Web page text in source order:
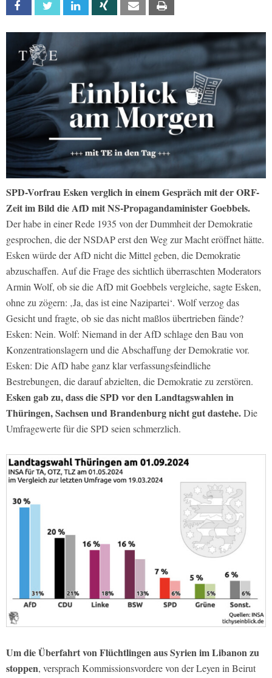
Facebook Twitter Linkedin Xing Email
SPD-Vorfrau Esken verglich in einem Gespräch mit der ORF-
Zeit im Bild die AfD mit NS-Propagandaminister Goebbels.
Der habe in einer Rede 1935 von der Dummheit der Demokratie
gesprochen, die der NSDAP erst den Weg zur Macht eröffnet hätte.
Esken würde der AfD nicht die Mittel geben, die Demokratie
abzuschaffen. Auf die Frage des sichtlich überraschten Moderators
Armin Wolf, ob sie die AfD mit Goebbels vergleiche, sagte Esken,
ohne zu zögern: ‚Ja, das ist eine Nazipartei‘. Wolf verzog das
Gesicht und fragte, ob sie das nicht maßlos übertrieben fände?
Esken: Nein. Wolf: Niemand in der AfD schlage den Bau von
Konzentrationslagern und die Abschaffung der Demokratie vor.
Esken: Die AfD habe ganz klar verfassungsfeindliche
Bestrebungen, die darauf abzielten, die Demokratie zu zerstören.
Esken gab zu, dass die SPD vor den Landtagswahlen in
Thüringen, Sachsen und Brandenburg nicht gut dastehe.Die
Umfragewerte für die SPD seien schmerzlich.
Um die Überfahrt von Flüchtlingen aus Syrien im Libanon zu
stoppen, versprach Kommissionsvordere von der Leyen in Beirut